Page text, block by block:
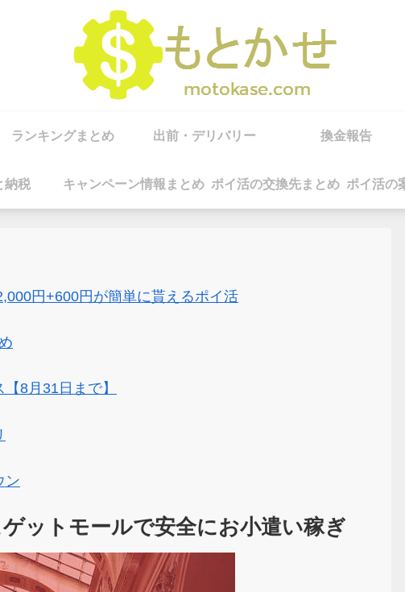
ランキングまとめ 出前・デリバリー 換金報告
納税 キャンペーン情報まとめ ポイ活の交換先まとめ ポイ活の
円+600円が簡単に貰えるポイ活
8月31日まで】
ン
ットモールで安全にお小遣い稼ぎ